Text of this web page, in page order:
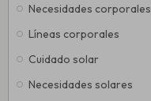
Necesidades corporales
Líneas corporales
Cuidado solar
Necesidades solares